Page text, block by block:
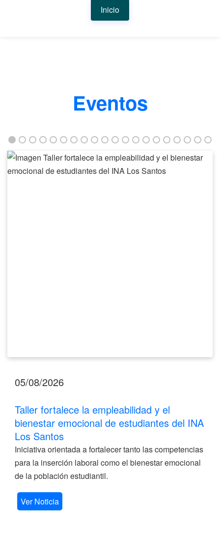
Inicio
Eventos
Taller
fortalece
05/08/2026
Taller fortalece la empleabilidad y el
bienestar emocional de estudiantes del INA
Los Santos
Iniciativa orientada a fortalecer tanto las competencias
para la inserción laboral como el bienestar emocional
de la población estudiantil.
Ver Noticia